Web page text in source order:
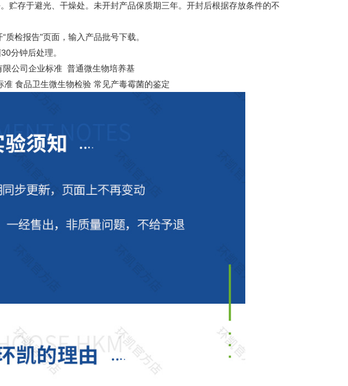
贮存于避光、干燥处。未开封产品保质期三年。开封后根据存放条件的不
检报告"页面，输入产品批号下载。
分钟后处理。
公司企业标准 普通微生物培养基
食品卫生微生物检验 常见产毒霉菌的鉴定